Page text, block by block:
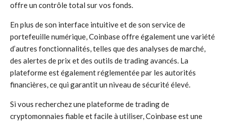
offre un contrôle total sur vos fonds.
En plus de son interface intuitive et de son service de
portefeuille numérique, Coinbase offre également une variété
d’autres fonctionnalités, telles que des analyses de marché,
des alertes de prix et des outils de trading avancés. La
plateforme est également réglementée par les autorités
financières, ce qui garantit un niveau de sécurité élevé.
Si vous recherchez une plateforme de trading de
cryptomonnaies fiable et facile à utiliser, Coinbase est une